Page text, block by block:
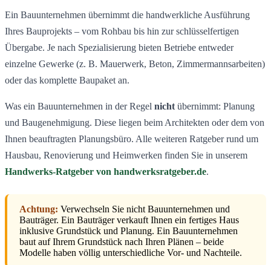
Ein Bauunternehmen übernimmt die handwerkliche Ausführung
Ihres Bauprojekts – vom Rohbau bis hin zur schlüsselfertigen
Übergabe. Je nach Spezialisierung bieten Betriebe entweder
einzelne Gewerke (z. B. Mauerwerk, Beton, Zimmermannsarbeiten)
oder das komplette Baupaket an.
Was ein Bauunternehmen in der Regel nicht übernimmt: Planung
und Baugenehmigung. Diese liegen beim Architekten oder dem von
Ihnen beauftragten Planungsbüro. Alle weiteren Ratgeber rund um
Hausbau, Renovierung und Heimwerken finden Sie in unserem
Handwerks-Ratgeber von handwerksratgeber.de.
Achtung: Verwechseln Sie nicht Bauunternehmen und
Bauträger. Ein Bauträger verkauft Ihnen ein fertiges Haus
inklusive Grundstück und Planung. Ein Bauunternehmen
baut auf Ihrem Grundstück nach Ihren Plänen – beide
Modelle haben völlig unterschiedliche Vor- und Nachteile.